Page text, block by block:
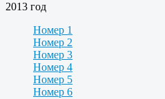
2013 год
Номер 1
Номер 2
Номер 3
Номер 4
Номер 5
Номер 6